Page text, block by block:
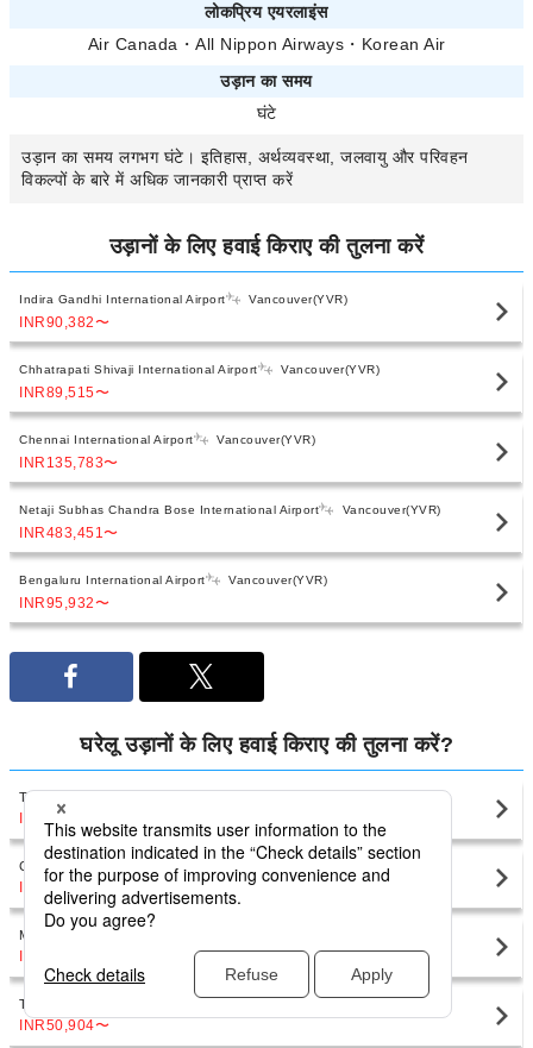
लोकप्रिय एयरलाइंस
Air Canada ・ All Nippon Airways ・ Korean Air
उड़ान का समय
घंटे
उड़ान का समय लगभग घंटे। इतिहास, अर्थव्यवस्था, जलवायु और परिवहन
विकल्पों के बारे में अधिक जानकारी प्राप्त करें
उड़ानों के लिए हवाई किराए की तुलना करें
Indira Gandhi International Airport Vancouver(YVR)
INR90,382〜
Chhatrapati Shivaji International Airport Vancouver(YVR)
INR89,515〜
Chennai International Airport Vancouver(YVR)
INR135,783〜
Netaji Subhas Chandra Bose International Airport Vancouver(YVR)
INR483,451 〜
Bengaluru International Airport Vancouver(YVR)
INR95,932〜
घरेलू उड़ानों के लिए हवाई किराए की तुलना करें?
Toronto
INR28,968
Calgary Vancouver(YVR)
INR11,065 〜
Montreal Vancouver(YVR)
Toronto
INR50,904〜